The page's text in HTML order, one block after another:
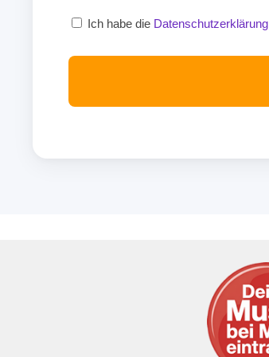
Ich habe die Datenschutzerklärung